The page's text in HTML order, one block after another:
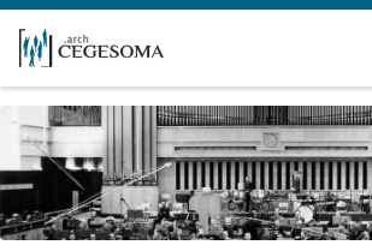
Overslaan en naar de inhoud gaan